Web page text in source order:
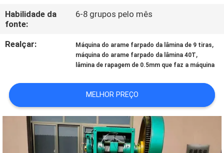
CONTACTE-
NOS
UMAS
CITAÇÕES
MAPA
Habilidade da
fonte:
6-8 grupos pelo mês
Realçar: Máquina do arame farpado da lâmina de 9 tiras,
máquina do arame farpado da lâmina 40T,
lâmina de rapagem de 0.5mm que faz a máquina
MELHOR PREÇO